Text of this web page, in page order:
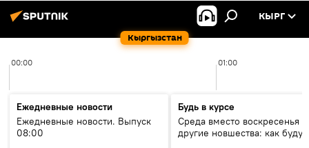
Кыргызстан
КЫРГ
00:00 01:00
Ежедневные новости
Ежедневные новости. Выпуск
08:00
Будь в курсе
Среда вместо воскресенья и
другие новшества: как будут